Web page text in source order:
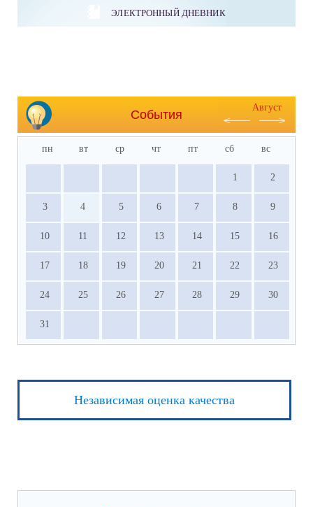
ЭЛЕКТРОННЫЙ ДНЕВНИК
События
Август
пн вт ср чт пт сб вс
1 2
3 4 5 6 7 8 9
10 11 12 13 14 15 16
17 18 19 20 21 22 23
24 25 26 27 28 29 30
31
Независимая оценка качества